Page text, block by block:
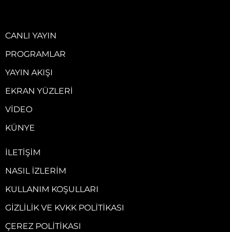
CANLI YAYIN
PROGRAMLAR
YAYIN AKIŞI
EKRAN YÜZLERI
VIDEO
KÜNYE
İLETIŞIM
NASIL İZLERIM
KULLANIM KOŞULLARI
GIZLILIK VE KVKK POLITIKASI
ÇEREZ POLITIKASI